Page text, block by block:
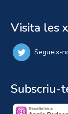
Visita les
Segueix-
Subscriu-